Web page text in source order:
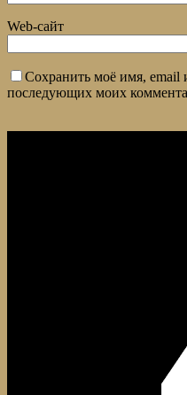
Web-сайт
Сохранить моё имя, email
последующих моих